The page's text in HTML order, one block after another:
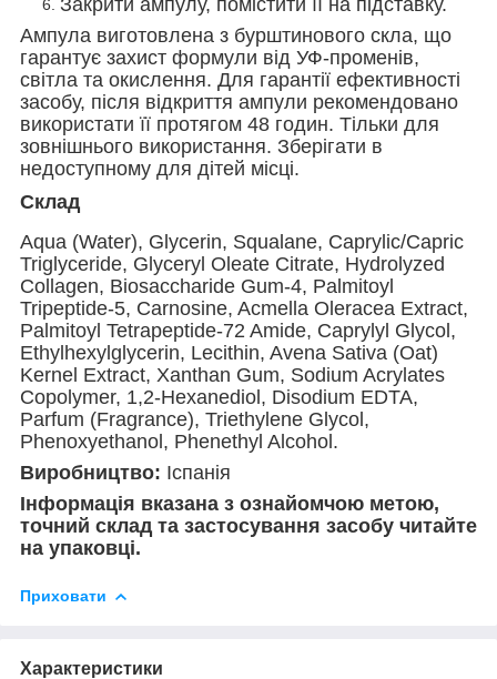
Закрити ампулу, помістити її на підставку.
Ампула виготовлена з бурштинового скла, що
гарантує захист формули від УФ-променів,
світла та окислення. Для гарантії ефективності
засобу, після відкриття ампули рекомендовано
використати її протягом 48 годин. Тільки для
зовнішнього використання. Зберігати в
недоступному для дітей місці.
Склад
Aqua (Water), Glycerin, Squalane, Caprylic/Capric
Triglyceride, Glyceryl Oleate Citrate, Hydrolyzed
Collagen, Biosaccharide Gum-4, Palmitoyl
Tripeptide-5, Carnosine, Acmella Oleracea Extract,
Palmitoyl Tetrapeptide-72 Amide, Caprylyl Glycol,
Ethylhexylglycerin, Lecithin, Avena Sativa (Oat)
Kernel Extract, Xanthan Gum, Sodium Acrylates
Copolymer, 1,2-Hexanediol, Disodium EDTA,
Parfum (Fragrance), Triethylene Glycol,
Phenoxyethanol, Phenethyl Alcohol.
Виробництво: Іспанія
Інформація вказана з ознайомчою метою,
точний склад та застосування засобу читайте
на упаковці.
Приховати
Характеристики